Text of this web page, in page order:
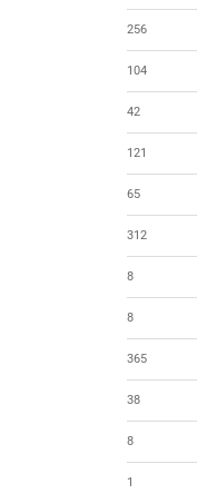
256
104
42
121
65
312
8
8
365
38
8
1